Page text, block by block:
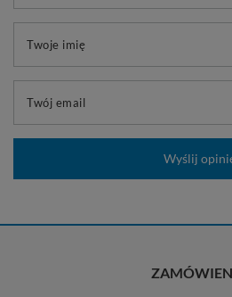
Twoje imię
Twój email
Wyślij